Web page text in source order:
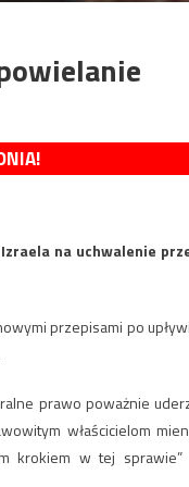
na uchwalenie
przepisami po
prawo poważnie
właścicielom
krokiem w tej